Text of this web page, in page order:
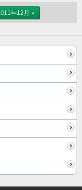
年12月 »